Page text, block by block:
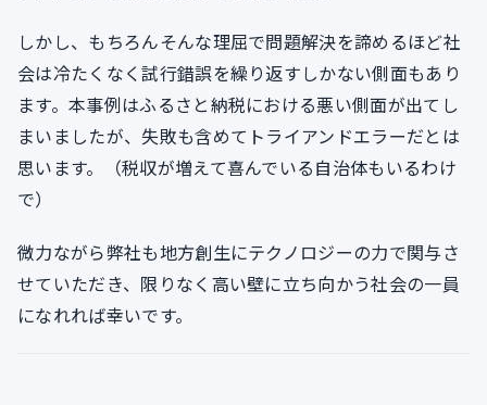
しかし、もちろんそんな理屈で問題解決を諦めるほど社
会は冷たくなく試行錯誤を繰り返すしかない側面もあり
ます。本事例はふるさと納税における悪い側面が出てし
まいましたが、失敗も含めてトライアンドエラーだとは
思います。（税収が増えて喜んでいる自治体もいるわけ
で）
微力ながら弊社も地方創生にテクノロジーの力で関与さ
せていただき、限りなく高い壁に立ち向かう社会の一員
になれれば幸いです。